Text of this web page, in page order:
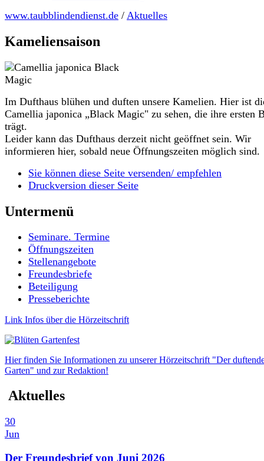
www.taubblindendienst.de / Aktuelles
Kameliensaison
Im Dufthaus blühen und duften unsere Kamelien. Hier ist
Camellia japonica „Black Magic" zu sehen, die ihre ersten
trägt.
Leider kann das Dufthaus derzeit nicht geöffnet sein. Wir
informieren hier, sobald neue Öffnungszeiten möglich sind.
Sie können diese Seite versenden/ empfehlen
Druckversion dieser Seite
Untermenü
Seminare. Termine
Öffnungszeiten
Stellenangebote
Freundesbriefe
Beteiligung
Presseberichte
Link Infos über die Hörzeitschrift
Hier finden Sie Informationen zu unserer Hörzeitschrift "Der
Garten" und zur Redaktion!
Aktuelles
30
Jun
Der Freundesbrief von Juni 2026